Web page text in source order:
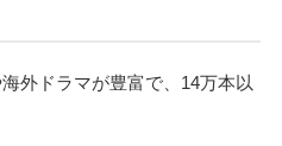
外ドラマが豊富で、14万本以